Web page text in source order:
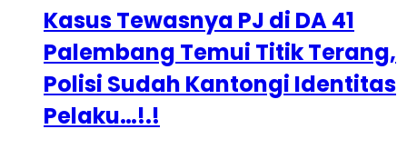
Kasus Tewasnya PJ di DA 41
Palembang Temui Titik Terang,
Polisi Sudah Kantongi Identitas
Pelaku…!.!